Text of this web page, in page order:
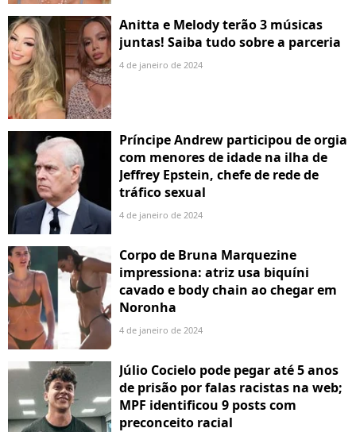
Anitta e Melody terão 3 músicas
juntas! Saiba tudo sobre a parceria
4 de janeiro de 2024
Príncipe Andrew participou de orgia
com menores de idade na ilha de
Jeffrey Epstein, chefe de rede de
tráfico sexual
4 de janeiro de 2024
Corpo de Bruna Marquezine
impressiona: atriz usa biquíni
cavado e body chain ao chegar em
Noronha
4 de janeiro de 2024
Júlio Cocielo pode pegar até 5 anos
de prisão por falas racistas na web;
MPF identificou 9 posts com
preconceito racial